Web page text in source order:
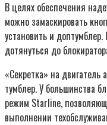
В целях обеспечения
можно замаскировать
установить и
дотянуться до
«Секретка» на двигатель
тумблер. У большинства
режим Starline,
выполнении